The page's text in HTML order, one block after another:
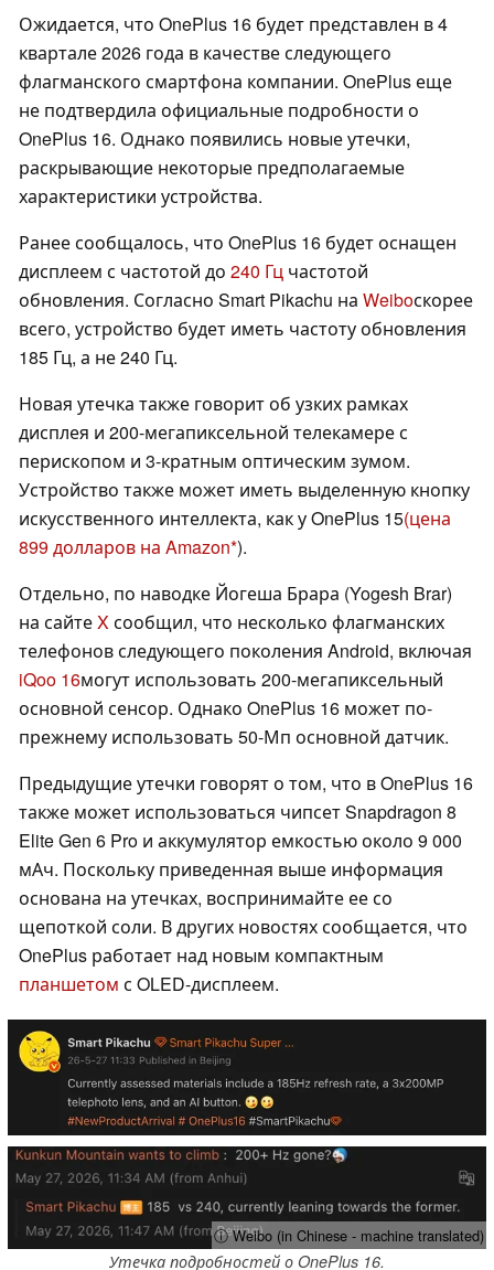
Ожидается, что OnePlus 16 будет представлен в 4
квартале 2026 года в качестве следующего
флагманского смартфона компании. OnePlus еще
не подтвердила официальные подробности о
OnePlus 16. Однако появились новые утечки,
раскрывающие некоторые предполагаемые
характеристики устройства.
Ранее сообщалось, что OnePlus 16 будет оснащен
дисплеем с частотой до 240 Гц частотой
обновления. Согласно Smart Pikachu на Weiboскорее
всего, устройство будет иметь частоту обновления
185 Гц, а не 240 Гц.
Новая утечка также говорит об узких рамках
дисплея и 200-мегапиксельной телекамере с
перископом и 3-кратным оптическим зумом.
Устройство также может иметь выделенную кнопку
искусственного интеллекта, как у OnePlus 15(цена
899 долларов на Amazon ).
Отдельно, по наводке Йогеша Брара (Yogesh Brar)
на сайтеXсообщил, что несколько флагманских
телефонов следующего поколения Android, включая
iQoo 16могут использовать 200-мегапиксельный
основной сенсор. Однако OnePlus 16 может по-
прежнему использовать 50-Мп основной датчик.
Предыдущие утечки говорят о том, что в OnePlus 16
также может использоваться чипсет Snapdragon 8
Elite Gen 6 Pro и аккумулятор емкостью около 9 000
мАч. Поскольку приведенная выше информация
основана на утечках, воспринимайте ее со
щепоткой соли. В других новостях сообщается, что
OnePlus работает над новым компактным
планшетом с OLED-дисплеем.
ⓘ Weibo (in Chinese - machine translated)
Утечка подробностей о OnePlus 16.